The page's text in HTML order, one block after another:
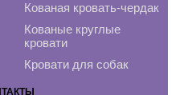
Кованая кровать-чердак
Кованые круглые
кровати
Кровати для собак